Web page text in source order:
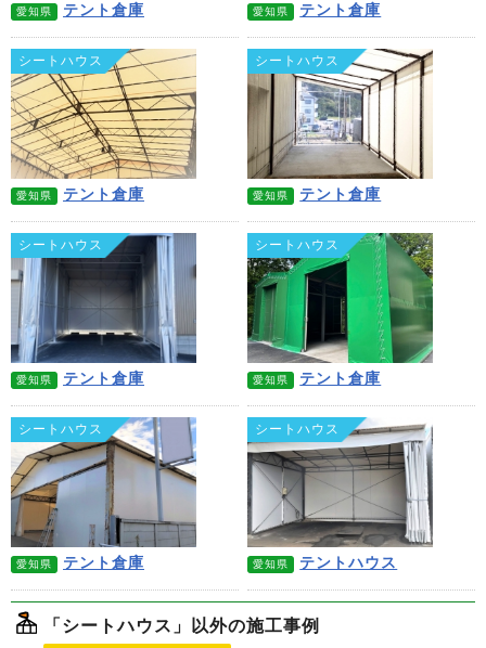
愛知県 テント倉庫 愛知県 テント倉庫
シートハウス
愛知県 テント倉庫
シートハウス
愛知県 テント倉庫
シートハウス
愛知県 テント倉庫
シートハウス
愛知県 テント倉庫
シートハウス
愛知県 テント倉庫
シートハウス
愛知県 テントハウス
「シートハウス」以外の施工事例